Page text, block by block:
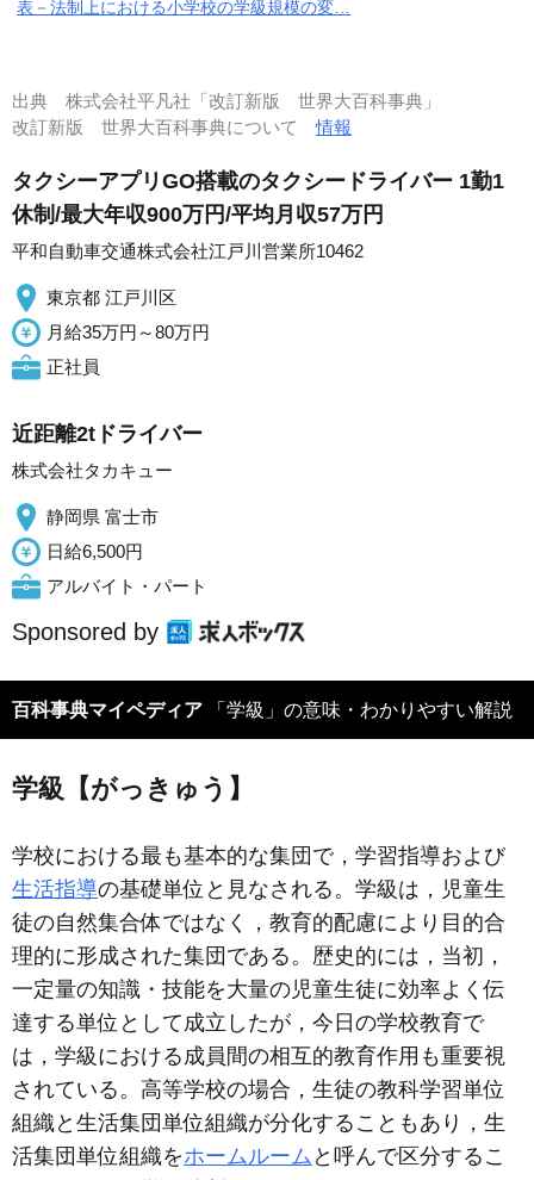
表－法制上における小学校の学級規模の変…
出典 株式会社平凡社「改訂新版 世界大百科事典」
改訂新版 世界大百科事典について情報
タクシーアプリGO搭載のタクシードライバー 1勤1
休制/最大年収900万円/平均月収57万円
平和自動車交通株式会社江戸川営業所10462
東京都 江戸川区
月給35万円～80万円
正社員
近距離2tドライバー
株式会社タカキュー
静岡県 富士市
日給6,500円
アルバイト・パート
Sponsored by
百科事典マイペディア 「学級」の意味・わかりやすい解説
学級【がっきゅう】
学校における最も基本的な集団で，学習指導および
生活指導の基礎単位と見なされる。学級は，児童生
徒の自然集合体ではなく，教育的配慮により目的合
理的に形成された集団である。歴史的には，当初，
一定量の知識・技能を大量の児童生徒に効率よく伝
達する単位として成立したが，今日の学校教育で
は，学級における成員間の相互的教育作用も重要視
されている。高等学校の場合，生徒の教科学習単位
組織と生活集団単位組織が分化することもあり，生
活集団単位組織をホームルーム と呼んで区分するこ